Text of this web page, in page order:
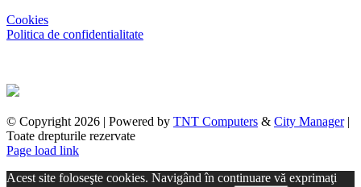
Cookies
Politica de confidentialitate
© Copyright 2026 | Powered by TNT Computers & City Manager|
Toate drepturile rezervate
Page load link
Acest site foloseşte cookies. Navigând în continuare vă exprimaţi